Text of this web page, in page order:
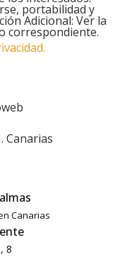
portabilidad y
Adicional: Ver la
correspondiente.
Canarias
Canarias
8